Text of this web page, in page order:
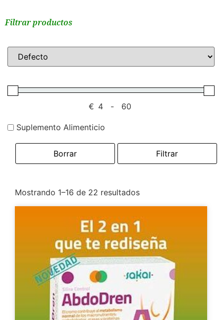
Filtrar productos
€ -
Suplemento Alimenticio
Filtrar
Borrar
Mostrando 1–16 de 22 resultados